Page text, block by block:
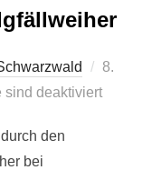
am
8.
sind deaktiviert
den
bei